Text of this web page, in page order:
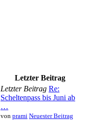
Letzter Beitrag
Letzter Beitrag Re:
Scheltenpass bis Juni ab
…
von prami Neuester Beitrag